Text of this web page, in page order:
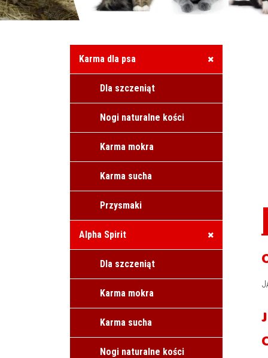
Karma dla psa
Dla szczeniąt
Nogi naturalne kości
Karma mokra
Karma sucha
Przysmaki
Alpha Spirit
Dla szczeniąt
Karma mokra
Karma sucha
Nogi naturalne kości